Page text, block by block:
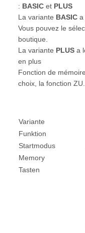
: BASIC et PLUS
La variante BASIC a
Vous pouvez le
boutique.
La variante PLUS a
en plus
Fonction de
choix, la fonction ZU.
Variante
Funktion
Startmodus
Memory
Tasten